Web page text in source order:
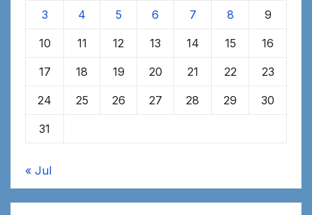
3 4 5 6 7 8 9
10 11 12 13 14 15 16
17 18 19 20 21 22 23
24 25 26 27 28 29 30
31
« Jul